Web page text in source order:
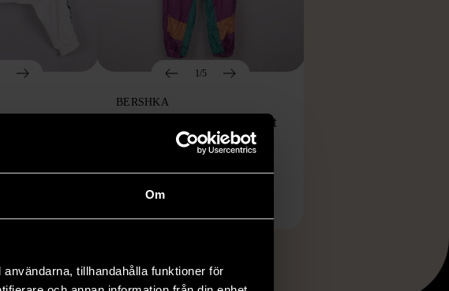
Om
tillhandahålla funktioner för
1/5
BERSHKA
Bershka flerfärgade retro wct
99 kr